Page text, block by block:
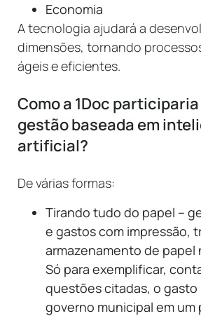
Economia
A tecnologia ajudará a
dimensões, tornando
ágeis e eficientes.
Como a 1Doc
gestão baseada em
artificial?
De várias formas:
Tirando tudo do papel –
e gastos com impressão,
armazenamento de papel
Só para exemplificar,
questões citadas, o gasto
governo municipal em um